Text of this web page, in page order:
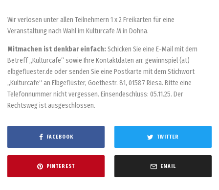
Wir verlosen unter allen Teilnehmern 1 x 2 Freikarten für eine
Veranstaltung nach Wahl im Kulturcafe M in Dohna.
Mitmachen ist denkbar einfach: Schicken Sie eine E-Mail mit dem
Betreff „Kulturcafe“ sowie Ihre Kontaktdaten an: gewinnspiel (at)
elbgefluester.de oder senden Sie eine Postkarte mit dem Stichwort
„Kulturcafe“ an Elbgeflüster, Goethestr. 81, 01587 Riesa. Bitte eine
Telefonnummer nicht vergessen. Einsendeschluss: 05.11.25. Der
Rechtsweg ist ausgeschlossen.
FACEBOOK TWITTER
PINTEREST EMAIL